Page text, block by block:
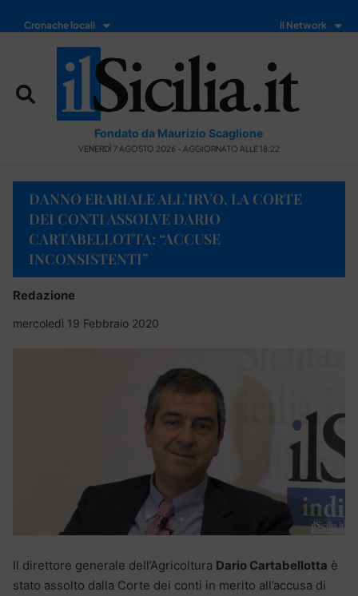
Cronache locali Il Network
Fondato da Maurizio Scaglione
VENERDÌ 7 AGOSTO 2026 - AGGIORNATO ALLE 18:22
DANNO ERARIALE ALL’IRVO, LA CORTE
DEI CONTI ASSOLVE DARIO
CARTABELLOTTA: “ACCUSE
INCONSISTENTI”
Redazione
mercoledì 19 Febbraio 2020
Il direttore generale dell’Agricoltura Dario Cartabellotta è
stato assolto dalla Corte dei conti in merito all’accusa di